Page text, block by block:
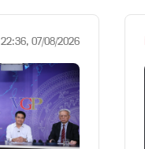
22:36, 07/08/2026